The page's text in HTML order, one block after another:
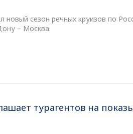
новый сезон речных круизов по
– Москва.
турагентов на